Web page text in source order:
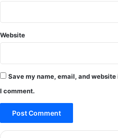
Website
Save my name, email, and
I comment.